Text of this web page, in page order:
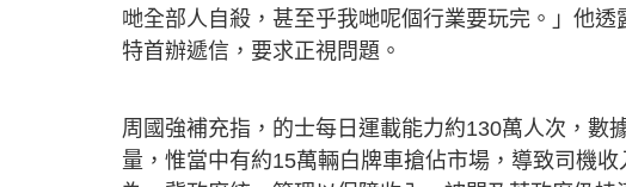
哋全部人自殺，甚至乎我哋呢個行業要玩完。」他
特首辦遞信，要求正視問題。
周國強補充指，的士每日運載能力約130萬人次，數
量，惟當中有約15萬輛白牌車搶佔市場，導致司機